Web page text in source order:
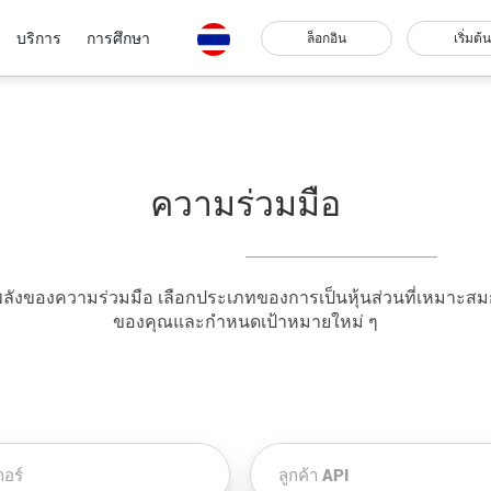
บริการ การศึกษา ล็อกอิน เริ่มต้น
ความร่วมมือ
งของความร่วมมือ เลือกประเภทของการเป็นหุ้นส่วนที่เหมาะส
ของคุณและกำหนดเป้าหมายใหม่ ๆ
อร์ ลูกค้า API